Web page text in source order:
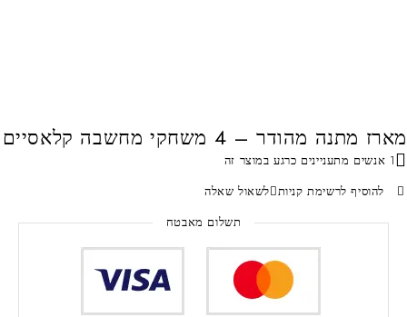
מארז מתנה מהודר – 4 משחקי מחשבה קלאסיים
1 אנשים מתעניינים כרגע במוצר זה
להוסיף לרשימת קניות לשאול שאלה
תשלום מאבטח